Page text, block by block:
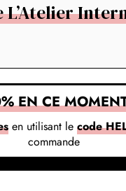
EN CE
en utilisant le code
commande